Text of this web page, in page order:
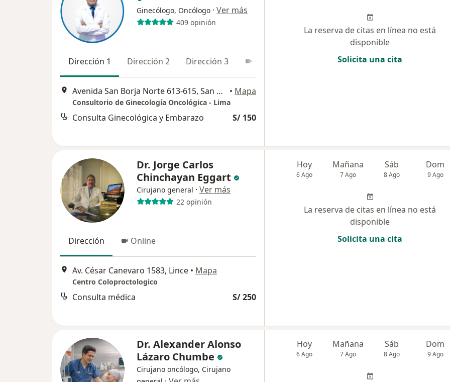
Ginecólogo, Oncólogo · Ver más
409 opinión
Dirección 1 Dirección 2 Dirección 3
Avenida San Borja Norte 613-615, San Borja, Lima, Perú, San Borja • Mapa
Consultorio de Ginecología Oncológica - Lima
Consulta Ginecológica y Embarazo S/ 150
La reserva de citas en línea no está
disponible
Solicita una cita
Dr. Jorge Carlos
Chinchayan Eggart
Cirujano general · Ver más
22 opinión
Dirección Online
Av. César Canevaro 1583, Lince • Mapa
Centro Coloproctologico
Consulta médica S/ 250
Hoy
6 Ago
Mañana
7 Ago
Sáb
8 Ago
Dom
9 Ago
La reserva de citas en línea no está
disponible
Solicita una cita
Dr. Alexander Alonso
Lázaro Chumbe
Cirujano oncólogo, Cirujano
Hoy
6 Ago
Mañana
7 Ago
Sáb
8 Ago
Dom
9 Ago